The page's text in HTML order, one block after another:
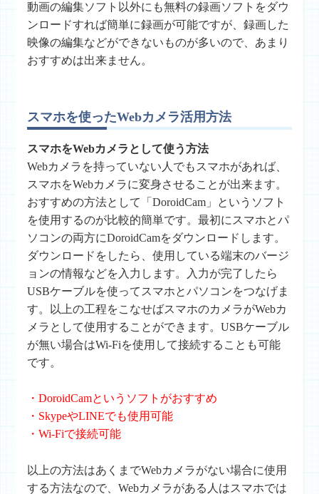
動画の編集ソフト以外にも無料の録画ソフトをダウ
ンロードすれば簡単に録画が可能ですが、録画した
映像の編集などができないものが多いので、あまり
おすすめは出来ません。
スマホを使ったWebカメラ活用方法
スマホをWebカメラとして使う方法
Webカメラを持っていない人でもスマホがあれば、
スマホをWebカメラに変身させることが出来ます。
おすすめの方法として「DoroidCam」というソフト
を使用するのが比較的簡単です。最初にスマホとパ
ソコンの両方にDoroidCamをダウンロードします。
ダウンロードをしたら、使用している端末のバージ
ョンの情報などを入力します。入力が完了したら
USBケーブルを使ってスマホとパソコンをつなげま
す。以上の工程をこなせばスマホのカメラがWebカ
メラとして使用することができます。USBケーブル
が無い場合はWi-Fiを使用して接続することも可能
です。
・DoroidCamというソフトがおすすめ
・SkypeやLINEでも使用可能
・Wi-Fiで接続可能
以上の方法はあくまでWebカメラがない場合に使用
する方法なので、Webカメラがある人はスマホでは